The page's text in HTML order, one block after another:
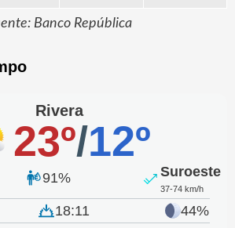
Banco República
Rivera
23º/12º
91% Suroeste
37-74 km/h
18:11 44%